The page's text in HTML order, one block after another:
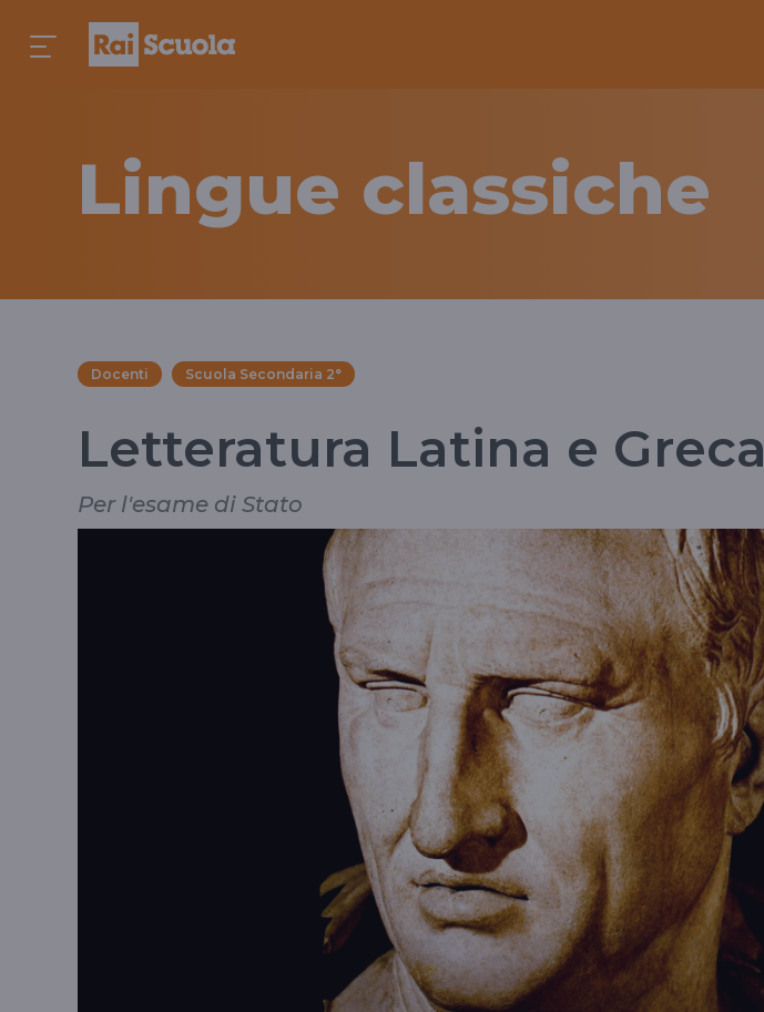
Lingue classiche
Docenti Scuola Secondaria 2°
Letteratura Latina e Greca
Per l'esame di Stato